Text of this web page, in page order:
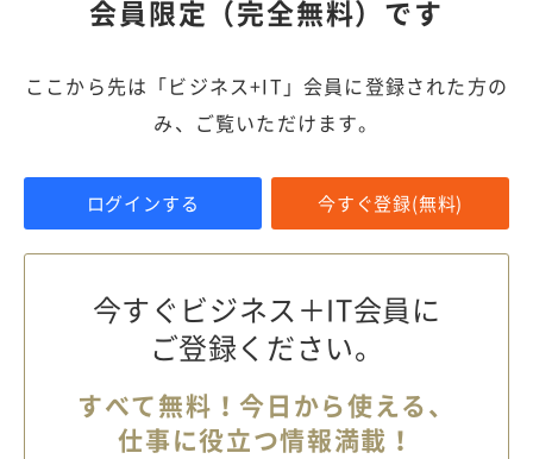
会員限定（完全無料）です
ここから先は「ビジネス+IT」会員に登録された方の
み、ご覧いただけます。
ログインする 今すぐ登録(無料)
今すぐビジネス＋IT会員に
ご登録ください。
すべて無料！今日から使える、
仕事に役立つ情報満載！